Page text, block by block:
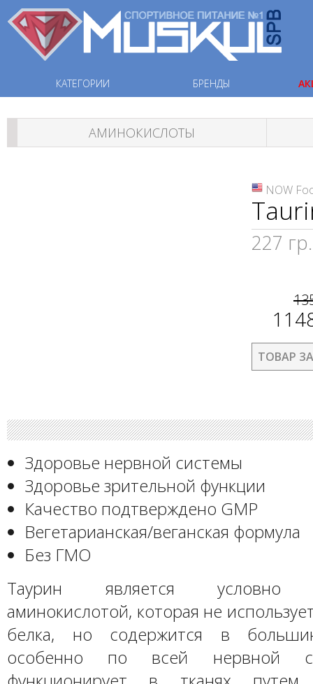
КАТЕГОРИИ БРЕНДЫ
АМИНОКИСЛОТЫ
NOW
227 гр.
ТОВАР
Здоровье нервной системы
Здоровье зрительной функции
Качество подтверждено GMP
Вегетарианская/веганская формула
Без ГМО
Таурин является условно
аминокислотой, которая не
белка, но содержится в
особенно по всей нервной